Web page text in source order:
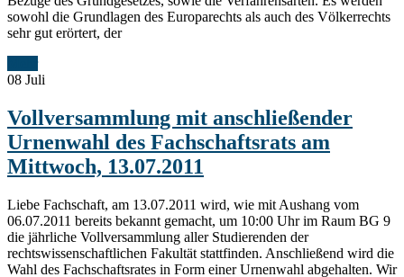
sowohl die Grundlagen des Europarechts als auch des Völkerrechts
sehr gut erörtert, der
08 Juli
Vollversammlung mit anschließender
Urnenwahl des Fachschaftsrats am
Mittwoch, 13.07.2011
Liebe Fachschaft, am 13.07.2011 wird, wie mit Aushang vom
06.07.2011 bereits bekannt gemacht, um 10:00 Uhr im Raum BG 9
die jährliche Vollversammlung aller Studierenden der
rechtswissenschaftlichen Fakultät stattfinden. Anschließend wird die
Wahl des Fachschaftsrates in Form einer Urnenwahl abgehalten. Wir